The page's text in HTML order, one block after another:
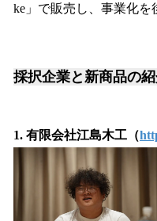
ke」で販売し、事業化を
採択企業と新商品の
1. 有限会社江島木工（